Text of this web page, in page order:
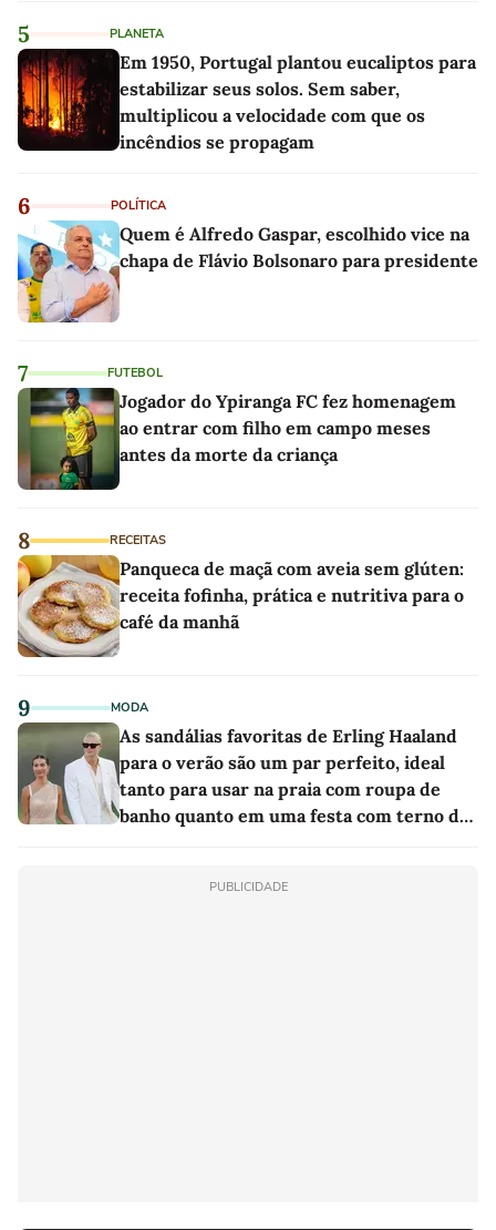
5 PLANETA
Em 1950, Portugal plantou eucaliptos para
estabilizar seus solos. Sem saber,
multiplicou a velocidade com que os
incêndios se propagam
6 POLÍTICA
Quem é Alfredo Gaspar, escolhido vice na
chapa de Flávio Bolsonaro para presidente
7 FUTEBOL
Jogador do Ypiranga FC fez homenagem
ao entrar com filho em campo meses
antes da morte da criança
8 RECEITAS
Panqueca de maçã com aveia sem glúten:
receita fofinha, prática e nutritiva para o
café da manhã
9 MODA
As sandálias favoritas de Erling Haaland
para o verão são um par perfeito, ideal
tanto para usar na praia com roupa de
banho quanto em uma festa com terno de
PUBLICIDADE